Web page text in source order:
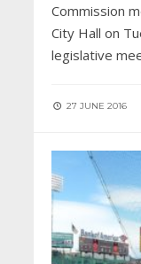
Commission
City Hall on
legislative
27 JUNE 2016